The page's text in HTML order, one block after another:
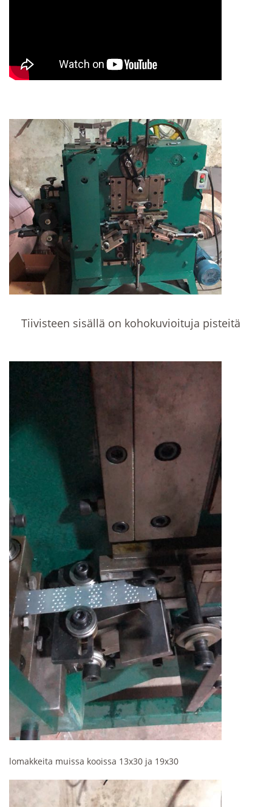
Tiivisteen sisällä on kohokuvioituja pisteitä
lomakkeita muissa kooissa 13x30 ja 19x30